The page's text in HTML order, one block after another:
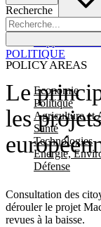
Recherche
POLICY AREAS
Economie
Politique
Agriculture et
Santé
Technologies
Energie,
Défense
Le
les
Consultation des
dérouler le projet
revues à la baisse.
POLITIQUE